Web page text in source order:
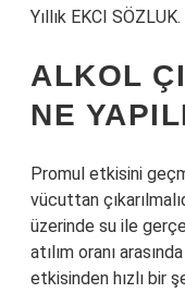
Yıllık EKCI
ALKOL
NE
Promul etkisini
vücuttan
üzerinde su ile
atılım oranı
etkisinden hızlı bir